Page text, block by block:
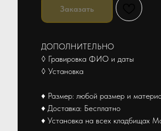
Заказать
ДОПОЛНИТЕЛЬНО
◊ Гравировка ФИО и даты
◊ Установка
♦ Размер: любой размер и
♦ Доставка: Бесплатно
♦ Установка на всех кладбищах